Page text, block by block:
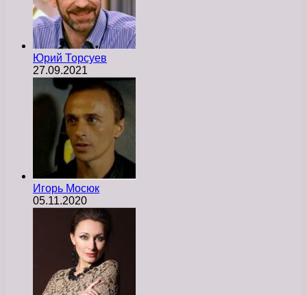
Юрий Торсуев
27.09.2021
Игорь Мосюк
05.11.2020